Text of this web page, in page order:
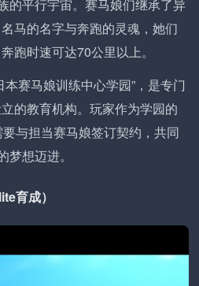
的平行宇宙。赛马娘们继承了异
马的名字与奔跑的灵魂，她们
跑时速可达70公里以上。
本赛马娘训练中心学园”，是专门
的教育机构。玩家作为学园的
与担当赛马娘签订契约，共同
梦想迈进。
育成）